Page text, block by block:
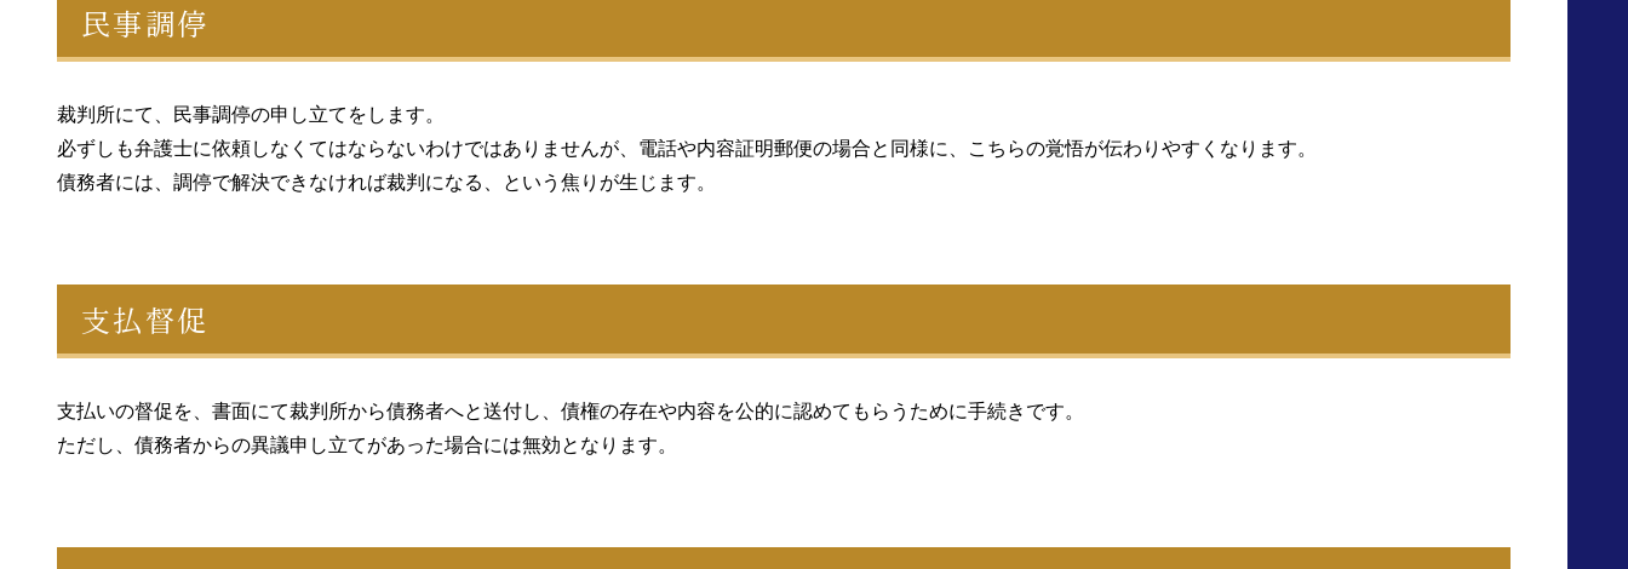
民事調停
裁判所にて、民事調停の申し立てをします。
必ずしも弁護士に依頼しなくてはならないわけではありませんが、電話や内容証明郵便の場合と同様に、こちらの覚悟が伝わりやすくなります。
債務者には、調停で解決できなければ裁判になる、という焦りが生じます。
支払督促
支払いの督促を、書面にて裁判所から債務者へと送付し、債権の存在や内容を公的に認めてもらうために手続きです。
ただし、債務者からの異議申し立てがあった場合には無効となります。